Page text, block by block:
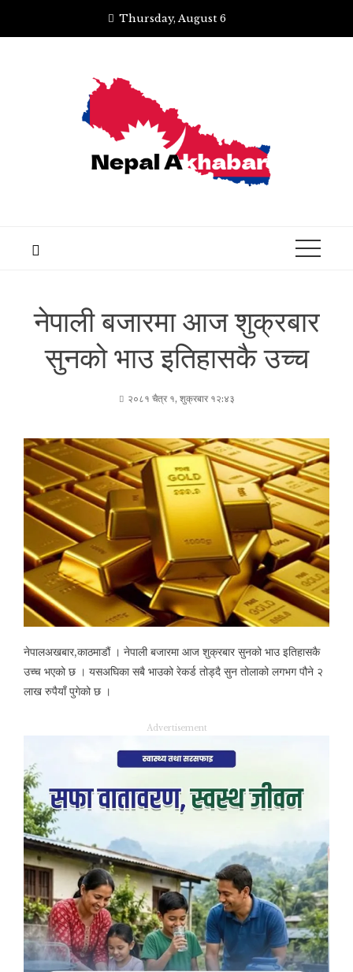
Thursday, August 6
नेपाली बजारमा आज शुक्रबार
सुनको भाउ इतिहासकै उच्च
२०८१ चैत्र १, शुक्रबार १२:४३
नेपालअखबार,काठमाडौं । नेपाली बजारमा आज शुक्रबार सुनको भाउ इतिहासकै
उच्च भएको छ । यसअघिका सबै भाउको रेकर्ड तोड्दै सुन तोलाको लगभग पौने २
लाख रुपैयाँ पुगेको छ ।
Advertisement